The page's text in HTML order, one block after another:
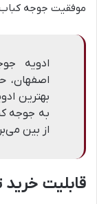
موفقیت جوجه
ادویه
اصفهان،
بهترین
به جوجه
از بین
قابلیت